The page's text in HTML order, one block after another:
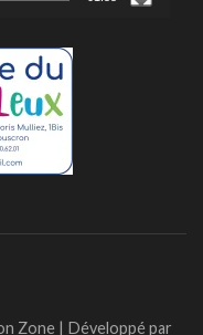
Zone | Développé par